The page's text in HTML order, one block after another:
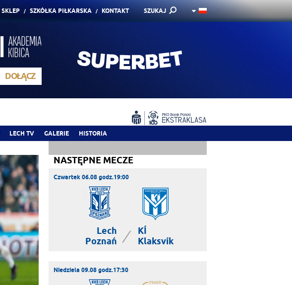
SKLEP SZKÓŁKA PIŁKARSKA KONTAKT SZUKAJ
DOŁĄCZ
LECH TV GALERIE HISTORIA
NASTĘPNE MECZE
Czwartek 06.08 godz.19:00
Lech
Poznań
|
KÍ
Klaksvík
Niedziela 09.08 godz.17:30